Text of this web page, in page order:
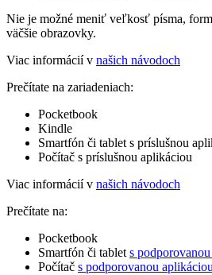
Nie je možné meniť veľkosť písma,
väčšie obrazovky.
Viac informácií v našich návodoch
Prečítate na zariadeniach:
Pocketbook
Kindle
Smartfón či tablet s príslušnou
Počítač s príslušnou aplikáciou
Viac informácií v našich návodoch
Prečítate na:
Pocketbook
Smartfón či tablet s
Počítač s podporovanou aplikáciou